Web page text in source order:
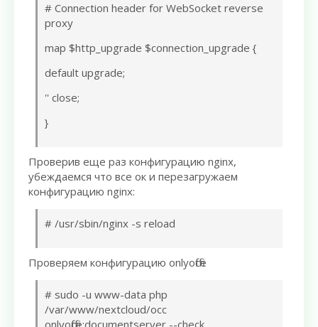
# Connection header for WebSocket reverse
proxy
map $http_upgrade $connection_upgrade {
default upgrade;
'' close;
}
Проверив еще раз конфигурацию nginx,
убеждаемся что все ок и перезагружаем
конфигурацию nginx:
# /usr/sbin/nginx -s reload
Проверяем конфигурацию onlyoffice
# sudo -u www-data php
/var/www/nextcloud/occ
onlyoffice:documentserver --check